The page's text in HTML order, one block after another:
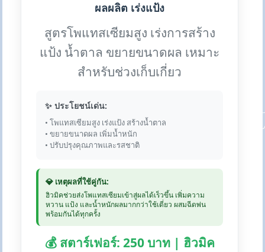
ผลผลิต เร่งแป้ง
สูตรโพแทสเซียมสูง เร่งการสร้าง
แป้ง น้ำตาล ขยายขนาดผล เหมาะ
สำหรับช่วงเก็บเกี่ยว
✨ ประโยชน์เด่น:
• โพแทสเซียมสูง เร่งแป้ง สร้างน้ำตาล
• ขยายขนาดผล เพิ่มน้ำหนัก
• ปรับปรุงคุณภาพและรสชาติ
💎 เหตุผลที่ใช้คู่กัน:
ฮิวมิคช่วยส่งโพแทสเซียมเข้าสู่ผลได้เร็วขึ้น เพิ่มความ
หวาน แป้ง และน้ำหนักผลมากกว่าใช้เดี่ยว ผสมฉีดพ่น
พร้อมกันได้ทุกครั้ง
💰 สตาร์เฟอร์: 250 บาท | ฮิวมิค